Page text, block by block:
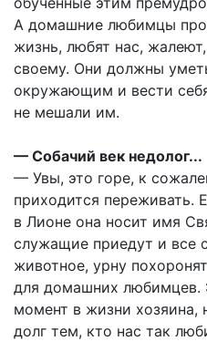
А домашние любимцы
жизнь, любят нас,
своему. Они должны
окружающим и вести
не мешали им.
— Собачий век недолог...
— Увы, это горе, к
приходится переживать.
в Лионе она носит имя
служащие приедут и все
животное, урну
для домашних любимцев.
момент в жизни хозяина,
долг тем, кто нас так